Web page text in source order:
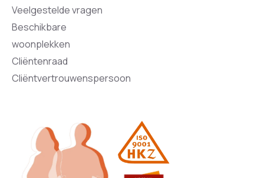
Veelgestelde vragen
Beschikbare
woonplekken
Cliëntenraad
Cliëntvertrouwenspersoon